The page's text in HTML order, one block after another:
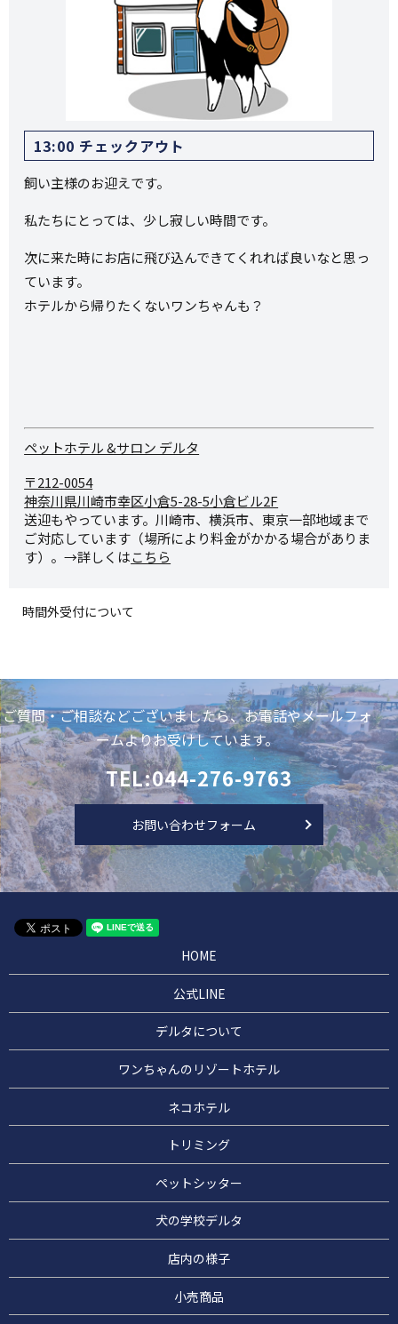
13:00 チェックアウト
飼い主様のお迎えです。
私たちにとっては、少し寂しい時間です。
次に来た時にお店に飛び込んできてくれれば良いなと思っ
ています。
ホテルから帰りたくないワンちゃんも？
ペットホテル &サロン デルタ
〒212-0054
神奈川県川崎市幸区小倉5-28-5小倉ビル2F
送迎もやっています。川崎市、横浜市、東京一部地域まで
ご対応しています（場所により料金がかかる場合がありま
す）。→詳しくはこちら
時間外受付について
ご質問・ご相談などございましたら、お電話やメールフォ
ームよりお受けしています。
TEL:044-276-9763
お問い合わせフォーム
HOME
公式LINE
デルタについて
ワンちゃんのリゾートホテル
ネコホテル
トリミング
ペットシッター
犬の学校デルタ
店内の様子
小売商品